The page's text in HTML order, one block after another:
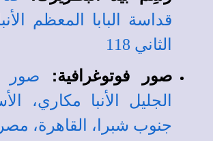
قداسة البابا المعظم
الثاني 118
صور فوتوغرافية:
صور
الجليل الأنبا مكاري،
جنوب شبرا، القاهرة، مصر